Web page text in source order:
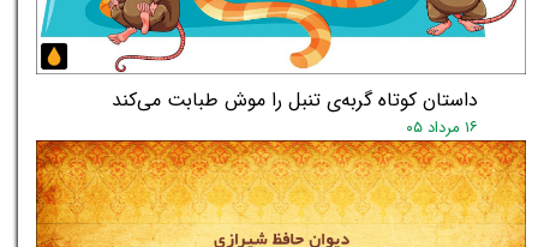
داستان کوتاه گربه‌ی تنبل را موش طبابت می‌کند
۱۶ مرداد ۰۵